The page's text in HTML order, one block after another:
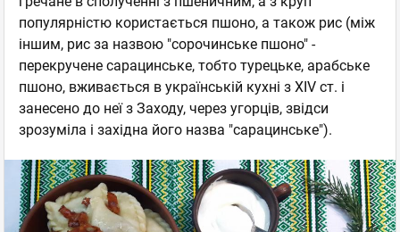
популярністю користається пшоно, а також рис (між
іншим, рис за назвою "сорочинське пшоно" -
перекручене сарацинське, тобто турецьке, арабське
пшоно, вживається в українській кухні з XIV ст. і
занесено до неї з Заходу, через угорців, звідси
зрозуміла і західна його назва "сарацинське").